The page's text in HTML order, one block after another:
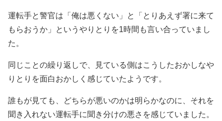
運転手と警官は「俺は悪くない」と「とりあえず署に来て
もらおうか」というやりとりを1時間も言い合っていまし
た。
同じことの繰り返しで、見ている側はこうしたおかしなや
りとりを面白おかしく感じていたようです。
誰もが見ても、どちらが悪いのかは明らかなのに、それを
聞き入れない運転手に聞き分けの悪さを感じていました。